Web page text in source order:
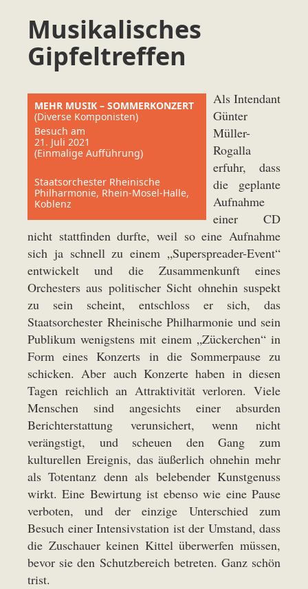
Musikalisches
Gipfeltreffen
MEHR MUSIK – SOMMERKONZERT
(Diverse Komponisten)
Besuch am
21. Juli 2021
(Einmalige Aufführung)
Staatsorchester Rheinische
Philharmonie, Rhein-Mosel-Halle,
Koblenz
Als Intendant
Günter
Müller-
Rogalla
erfuhr, dass
die geplante
Aufnahme
einer CD
nicht stattfinden durfte, weil so eine Aufnahme
sich ja schnell zu einem „Superspreader-Event“
entwickelt und die Zusammenkunft eines
Orchesters aus politischer Sicht ohnehin suspekt
zu sein scheint, entschloss er sich, das
Staatsorchester Rheinische Philharmonie und sein
Publikum wenigstens mit einem „Zückerchen“ in
Form eines Konzerts in die Sommerpause zu
schicken. Aber auch Konzerte haben in diesen
Tagen reichlich an Attraktivität verloren. Viele
Menschen sind angesichts einer absurden
Berichterstattung verunsichert, wenn nicht
verängstigt, und scheuen den Gang zum
kulturellen Ereignis, das äußerlich ohnehin mehr
als Totentanz denn als belebender Kunstgenuss
wirkt. Eine Bewirtung ist ebenso wie eine Pause
verboten, und der einzige Unterschied zum
Besuch einer Intensivstation ist der Umstand, dass
die Zuschauer keinen Kittel überwerfen müssen,
bevor sie den Schutzbereich betreten. Ganz schön
trist.